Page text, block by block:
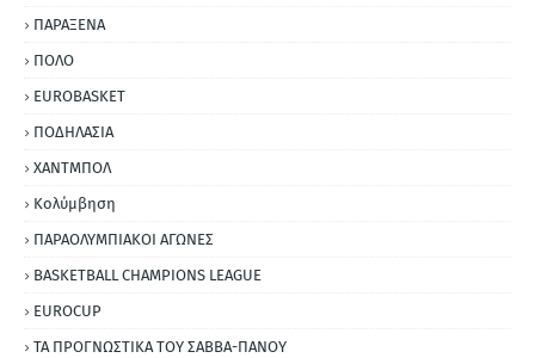
ΠΑΡΑΞΕΝΑ
ΠΟΛΟ
EUROBASKET
ΠΟΔΗΛΑΣΙΑ
ΧΑΝΤΜΠΟΛ
Κολύμβηση
ΠΑΡΑΟΛΥΜΠΙΑΚΟΙ ΑΓΩΝΕΣ
BASKETBALL CHAMPIONS LEAGUE
EUROCUP
ΤΑ ΠΡΟΓΝΩΣΤΙΚΑ ΤΟΥ ΣΑΒΒΑ-ΠΑΝΟΥ